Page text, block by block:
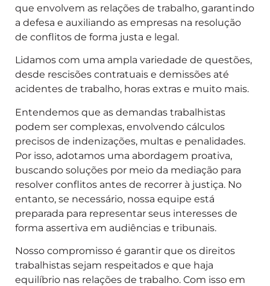
que envolvem as relações de trabalho, garantindo
a defesa e auxiliando as empresas na resolução
de conflitos de forma justa e legal.
Lidamos com uma ampla variedade de questões,
desde rescisões contratuais e demissões até
acidentes de trabalho, horas extras e muito mais.
Entendemos que as demandas trabalhistas
podem ser complexas, envolvendo cálculos
precisos de indenizações, multas e penalidades.
Por isso, adotamos uma abordagem proativa,
buscando soluções por meio da mediação para
resolver conflitos antes de recorrer à justiça. No
entanto, se necessário, nossa equipe está
preparada para representar seus interesses de
forma assertiva em audiências e tribunais.
Nosso compromisso é garantir que os direitos
trabalhistas sejam respeitados e que haja
equilíbrio nas relações de trabalho. Com isso em